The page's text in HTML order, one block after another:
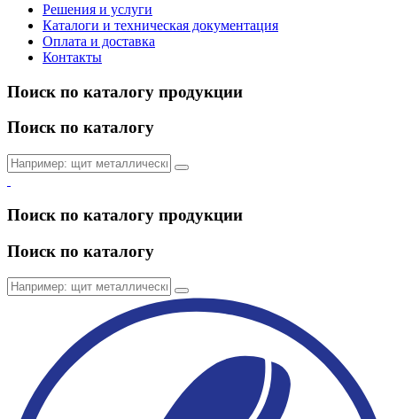
Решения и услуги
Каталоги и техническая документация
Оплата и доставка
Контакты
Поиск по каталогу продукции
Поиск по каталогу
Поиск по каталогу продукции
Поиск по каталогу